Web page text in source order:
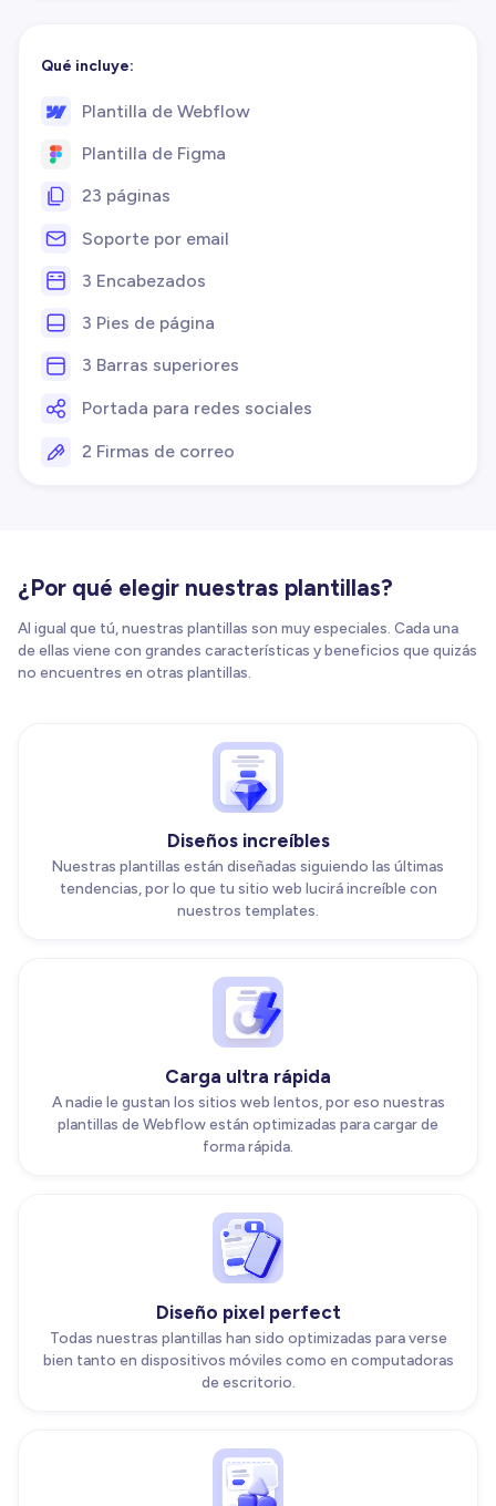
Qué incluye:
Plantilla de Webflow
Plantilla de Figma
23 páginas
Soporte por email
3 Encabezados
3 Pies de página
3 Barras superiores
Portada para redes sociales
2 Firmas de correo
¿Por qué elegir nuestras plantillas?
Al igual que tú, nuestras plantillas son muy especiales. Cada una
de ellas viene con grandes características y beneficios que quizás
no encuentres en otras plantillas.
Diseños increíbles
Nuestras plantillas están diseñadas siguiendo las últimas
tendencias, por lo que tu sitio web lucirá increíble con
nuestros templates.
Carga ultra rápida
A nadie le gustan los sitios web lentos, por eso nuestras
plantillas de Webflow están optimizadas para cargar de
forma rápida.
Diseño pixel perfect
Todas nuestras plantillas han sido optimizadas para verse
bien tanto en dispositivos móviles como en computadoras
de escritorio.